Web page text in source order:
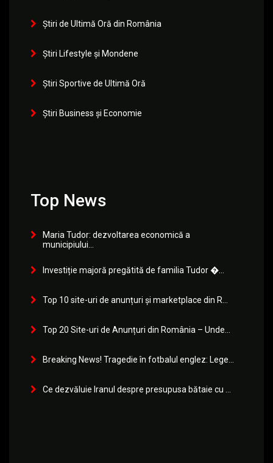
Știri de Ultimă Oră din România
Știri Lifestyle și Mondene
Știri Sportive de Ultimă Oră
Știri Business și Economie
Top News
Maria Tudor: dezvoltarea economică a
municipiului...
Investiție majoră pregătită de familia Tudor �...
Top 10 site-uri de anunțuri și marketplace din R...
Top 20 Site-uri de Anunțuri din România – Unde...
Breaking News! Tragedie în fotbalul englez: Lege...
Ce dezvăluie Iranul despre presupusa bătaie cu ...